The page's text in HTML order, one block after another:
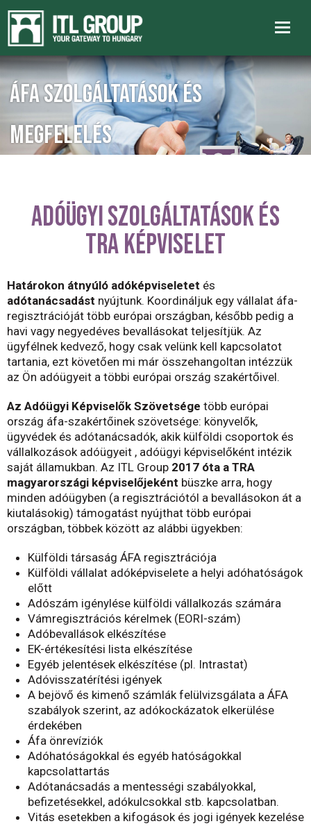
ÁFA SZOLGÁLTATÁSOK ÉS
MEGFELELÉS
ADÓÜGYI SZOLGÁLTATÁSOK ÉS
TRA KÉPVISELET
Határokon átnyúló adóképviseletet és
adótanácsadást nyújtunk. Koordináljuk egy vállalat áfa-
regisztrációját több európai országban, később pedig a
havi vagy negyedéves bevallásokat teljesítjük. Az
ügyfélnek kedvező, hogy csak velünk kell kapcsolatot
tartania, ezt követően mi már összehangoltan intézzük
az Ön adóügyeit a többi európai ország szakértőivel.
Az Adóügyi Képviselők Szövetsége több európai
ország áfa-szakértőinek szövetsége: könyvelők,
ügyvédek és adótanácsadók, akik külföldi csoportok és
vállalkozások adóügyeit , adóügyi képviselőként intézik
saját államukban. Az ITL Group 2017 óta a TRA
magyarországi képviselőjeként büszke arra, hogy
minden adóügyben (a regisztrációtól a bevallásokon át a
kiutalásokig) támogatást nyújthat több európai
országban, többek között az alábbi ügyekben:
Külföldi társaság ÁFA regisztrációja
Külföldi vállalat adóképviselete a helyi adóhatóságok
előtt
Adószám igénylése külföldi vállalkozás számára
Vámregisztrációs kérelmek (EORI-szám)
Adóbevallások elkészítése
EK-értékesítési lista elkészítése
Egyéb jelentések elkészítése (pl. Intrastat)
Adóvisszatérítési igények
A bejövő és kimenő számlák felülvizsgálata a ÁFA
szabályok szerint, az adókockázatok elkerülése
érdekében
Áfa önrevíziók
Adóhatóságokkal és egyéb hatóságokkal
kapcsolattartás
Adótanácsadás a mentességi szabályokkal,
befizetésekkel, adókulcsokkal stb. kapcsolatban.
Vitás esetekben a kifogások és jogi igények kezelése